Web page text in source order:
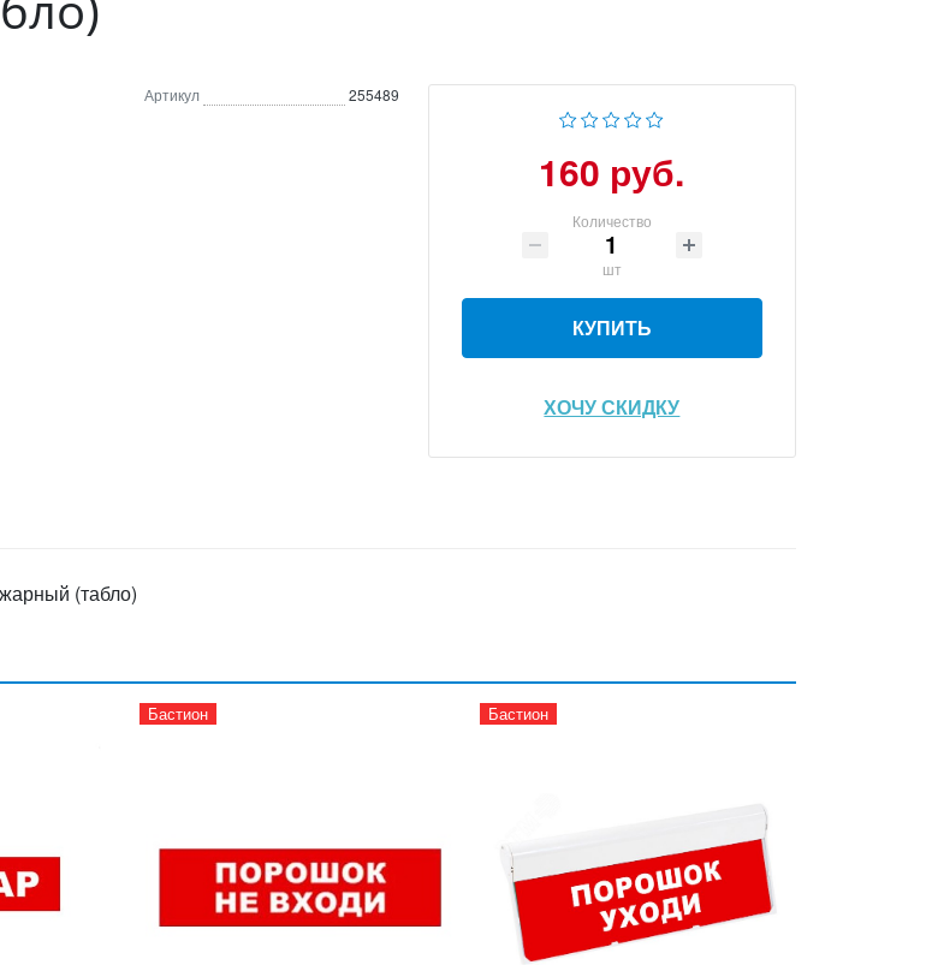
Артикул 255489
160 руб.
Количество
шт
КУПИТЬ
ХОЧУ СКИДКУ
(табло)
Бастион Бастион